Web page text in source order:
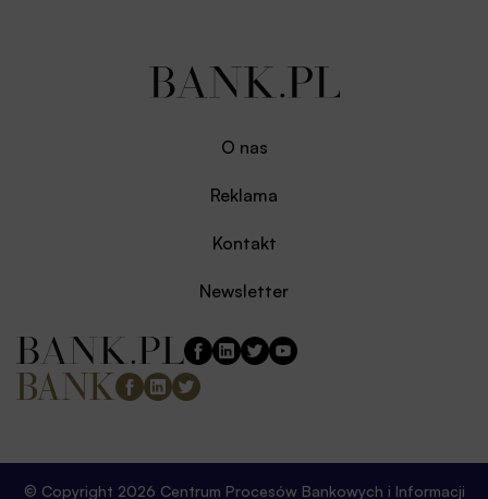
O nas
Reklama
Kontakt
Newsletter
© Copyright 2026 Centrum Procesów Bankowych i Informacji